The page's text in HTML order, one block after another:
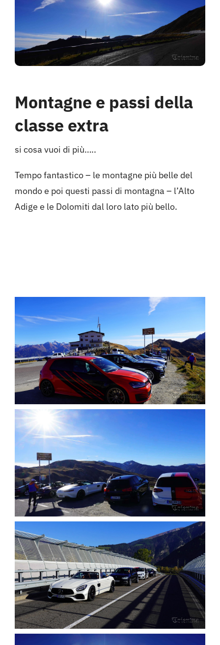
Hotel
Contattami
Montagne e passi della
classe extra
si cosa vuoi di più…..
Tempo fantastico – le montagne più belle del
mondo e poi questi passi di montagna – l’Alto
Adige e le Dolomiti dal loro lato più bello.